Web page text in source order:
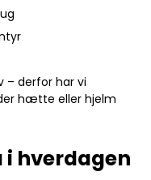
– derfor har vi
hætte eller hjelm
i hverdagen